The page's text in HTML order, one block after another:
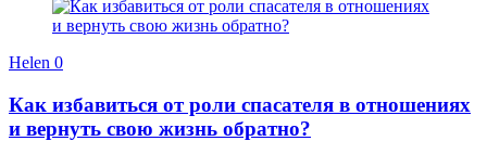
Helen 0
Как избавиться от роли спасателя в отношениях
и вернуть свою жизнь обратно?